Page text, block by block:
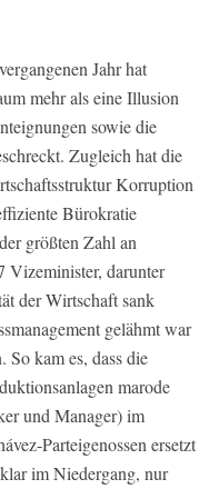
Jahr hat
mehr als eine Illusion
sowie die
Zugleich hat die
Korruption
Bürokratie
größten Zahl an
Vizeminister, darunter
der Wirtschaft sank
gelähmt war
So kam es, dass die
marode
und Manager) im
Parteigenossen ersetzt
im Niedergang, nur